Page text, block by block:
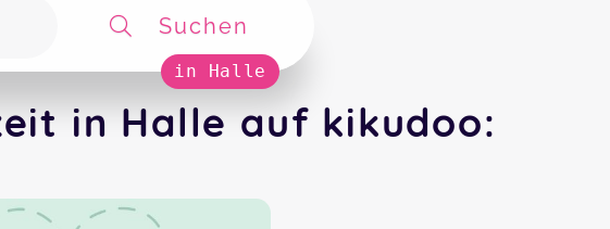
Suchen
in Halle
in Halle auf kikudoo: